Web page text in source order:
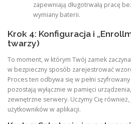
zapewniają długotrwałą pracę
wymiany baterii.
Krok 4: Konfiguracja i
twarzy)
To moment, w którym Twój zamek
w bezpieczny sposób zarejestrować
Proces ten odbywa się w pełni
pozostają wyłącznie w pamięci
zewnętrzne serwery. Uczymy Cię
użytkowników w aplikacji.